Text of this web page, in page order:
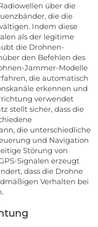
über die
die die
Indem diese
als der legitime
die Drohnen-
den Befehlen des
Jammer-Modelle
die automatisch
erkennen und
verwendet
stellt sicher, dass die
die unterschiedliche
und Navigation
Störung von
Signalen erzeugt
dass die Drohne
Verhalten bei